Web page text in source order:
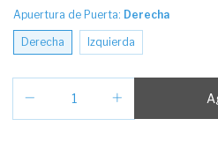
Apuertura de Puerta: Derecha
Derecha Izquierda